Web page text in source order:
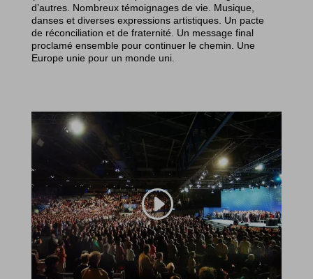
d’autres. Nombreux témoignages de vie. Musique,
danses et diverses expressions artistiques. Un pacte
de réconciliation et de fraternité. Un message final
proclamé ensemble pour continuer le chemin. Une
Europe unie pour un monde uni.